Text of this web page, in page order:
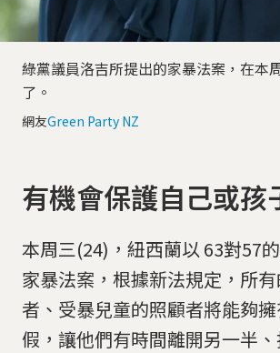
綠黨議員洛吉所提出的家暴法案，在本
了。
網友Green Party NZ
有機會保護自己或孩
本周三(24)，紐西蘭以 63對57
家暴法案，根據新法規定，所
者、受暴兒童的照顧者將能夠
假，讓他們有時間離開另一半